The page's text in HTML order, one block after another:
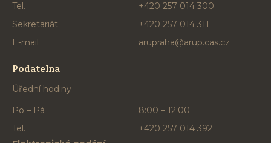
Tel.
+420 257 014 300
Sekretariát
+420 257 014 311
E-mail
arupraha@arup.cas.cz
Podatelna
Úřední hodiny
Po – Pá
8:00 – 12:00
Tel.
+420 257 014 392